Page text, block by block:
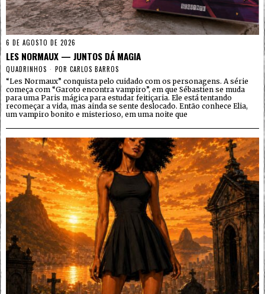
6 DE AGOSTO DE 2026
LES NORMAUX — JUNTOS DÁ MAGIA
QUADRINHOS POR CARLOS BARROS
“Les Normaux” conquista pelo cuidado com os personagens. A série
começa com “Garoto encontra vampiro”, em que Sébastien se muda
para uma Paris mágica para estudar feitiçaria. Ele está tentando
recomeçar a vida, mas ainda se sente deslocado. Então conhece Elia,
um vampiro bonito e misterioso, em uma noite que